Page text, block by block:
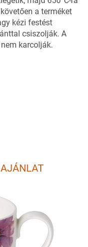
a terméket
kézi festést
csiszolják. A
karcolják.
AJÁNLAT